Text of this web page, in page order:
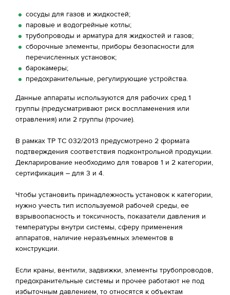
сосуды для газов и жидкостей;
паровые и водогрейные котлы;
трубопроводы и арматура для жидкостей и газов;
сборочные элементы, приборы безопасности для
перечисленных установок;
барокамеры;
предохранительные, регулирующие устройства.
Данные аппараты используются для рабочих сред 1
группы (предусматривают риск воспламенения или
отравления) или 2 группы (прочие).
В рамках ТР ТС 032/2013 предусмотрено 2 формата
подтверждения соответствия подконтрольной продукции.
Декларирование необходимо для товаров 1 и 2 категории,
сертификация – для 3 и 4.
Чтобы установить принадлежность установок к категории,
нужно учесть тип используемой рабочей среды, ее
взрывоопасность и токсичность, показатели давления и
температуры внутри системы, сферу применения
аппаратов, наличие неразъемных элементов в
конструкции.
Если краны, вентили, задвижки, элементы трубопроводов,
предохранительные системы и прочее работают не под
избыточным давлением, то относятся к объектам